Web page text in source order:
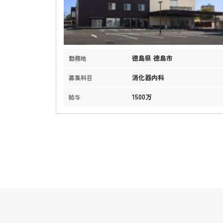
勤務地 徳島県 徳島市
募集科目 消化器内科
給与 1500万